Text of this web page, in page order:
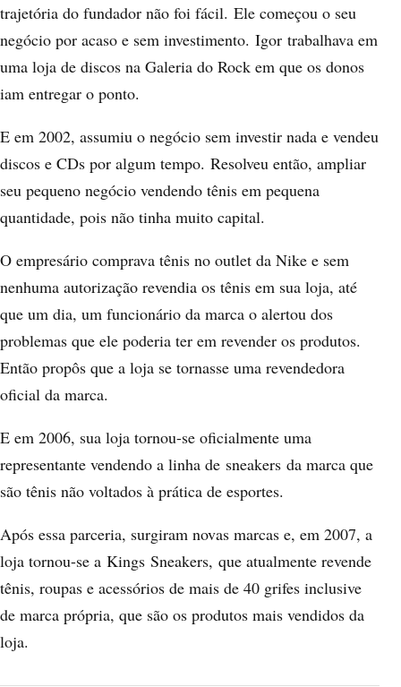
trajetória do fundador não foi fácil. Ele começou o seu
negócio por acaso e sem investimento. Igor trabalhava em
uma loja de discos na Galeria do Rock em que os donos
iam entregar o ponto.
E em 2002, assumiu o negócio sem investir nada e vendeu
discos e CDs por algum tempo. Resolveu então, ampliar
seu pequeno negócio vendendo tênis em pequena
quantidade, pois não tinha muito capital.
O empresário comprava tênis no outlet da Nike e sem
nenhuma autorização revendia os tênis em sua loja, até
que um dia, um funcionário da marca o alertou dos
problemas que ele poderia ter em revender os produtos.
Então propôs que a loja se tornasse uma revendedora
oficial da marca.
E em 2006, sua loja tornou-se oficialmente uma
representante vendendo a linha de sneakers da marca que
são tênis não voltados à prática de esportes.
Após essa parceria, surgiram novas marcas e, em 2007, a
loja tornou-se a Kings Sneakers, que atualmente revende
tênis, roupas e acessórios de mais de 40 grifes inclusive
de marca própria, que são os produtos mais vendidos da
loja.